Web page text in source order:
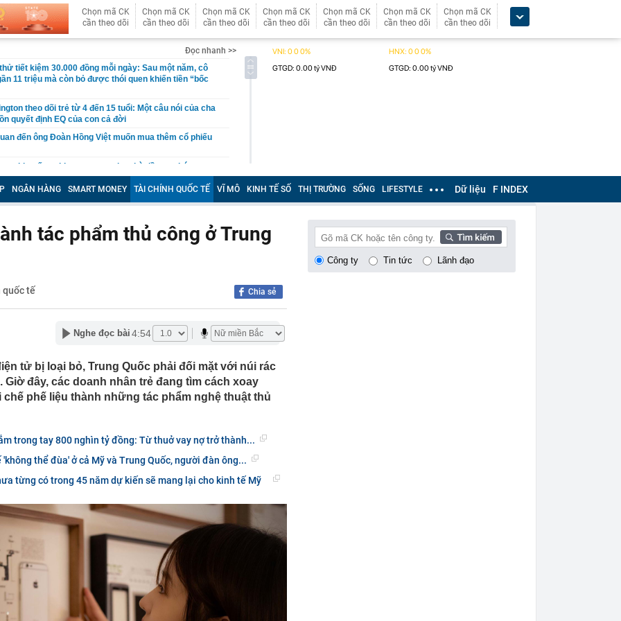
Chọn mã CK
cần theo dõi
Chọn mã CK
cần theo dõi
Chọn mã CK
cần theo dõi
Chọn mã CK
cần theo dõi
Chọn mã CK
cần theo dõi
Chọn mã CK
cần theo dõi
Chọn mã CK
cần theo dõi
Đọc nhanh >>
thử tiết kiệm 30.000 đồng mỗi ngày: Sau một năm, cô
11 triệu mà còn bỏ được thói quen khiến tiền “bốc
theo dõi trẻ từ 4 đến 15 tuổi: Một câu nói của cha
quyết định EQ của con cả đời
đến ông Đoàn Hồng Việt muốn mua thêm cổ phiếu
ra khuyến nghị quan trọng cho nhà đầu tư chứng
Việt Nam có doanh thu lớn hơn Vingroup, Petrolimex,
500 doanh nghiệp lớn nhất thế giới
cổ tức tuần 10-14/8: Một ngân hàng lớn "lăn chốt", cổ
nhất 100%
khơi Việt Nam
1984, thanh niên SN 2000 được mời tới làm việc
chú ý: Từ 16/10, sân bay có thể mở vali để kiểm tra
khách không có mặt
từ Việt Nam sang Mỹ
tục trồi lên từ nền nhà, gia chủ gọi người kiểm tra rồi
sơ tán
700 tỷ giờ bán cà phê ở phường Hoà Hưng (TP.HCM),
người phụ nữ sốt cao liên tục, phổi tổn thương hơn
sĩ cảnh báo mối nguy ít ai ngờ ngay trong nhà
cảnh báo nóng, tuyên bố hành động pháp lý
bánh xe ô tô ở khu đô thị Hà Nội
ứng dụng Android có thể âm thầm theo dõi vị trí người
NGÂN HÀNG SMART MONEY TÀI CHÍNH QUỐC TẾ VĨ MÔ KINH TẾ SỐ THỊ TRƯỜNG SỐNG LIFESTYLE Dữ liệu F INDEX
tác phẩm thủ công ở Trung
quốc tế Chia sẻ
Nghe đọc bài 4:54
tử bị loại bỏ, Trung Quốc phải đối mặt với núi rác
đây, các doanh nhân trẻ đang tìm cách xoay
phế liệu thành những tác phẩm nghệ thuật thủ
trong tay 800 nghìn tỷ đồng: Từ thuở vay nợ trở thành...
thể đùa' ở cả Mỹ và Trung Quốc, người đàn ông...
từng có trong 45 năm dự kiến sẽ mang lại cho kinh tế Mỹ
Công ty Tin tức Lãnh đạo